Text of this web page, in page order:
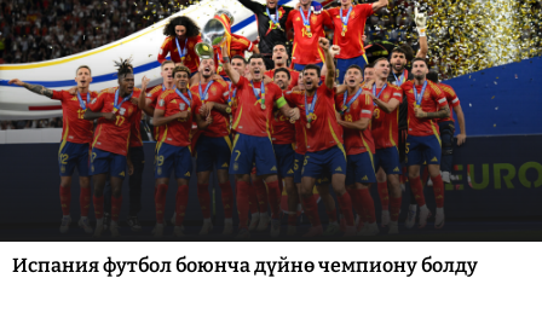
Испания футбол боюнча дүйнө чемпиону болду